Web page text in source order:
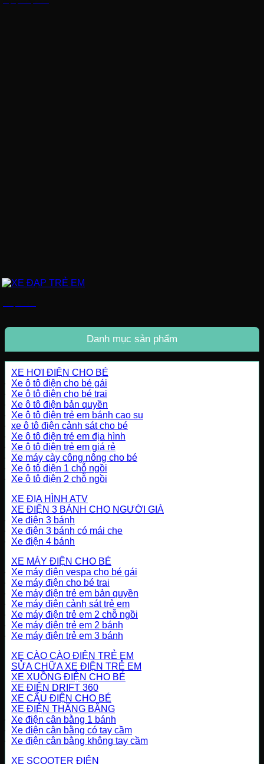
Danh mục sản phẩm
XE HƠI ĐIỆN CHO BÉ
Xe ô tô điện cho bé gái
Xe ô tô điện cho bé trai
Xe ô tô điện bản quyền
Xe ô tô điện trẻ em bánh cao su
xe ô tô điện cảnh sát cho bé
Xe ô tô điện trẻ em địa hình
Xe ô tô điện trẻ em giá rẻ
Xe máy cày công nông cho bé
Xe ô tô điện 1 chỗ ngồi
Xe ô tô điện 2 chỗ ngồi
XE ĐỊA HÌNH ATV
XE ĐIỆN 3 BÁNH CHO NGƯỜI GIÀ
Xe điện 3 bánh
Xe điện 3 bánh có mái che
Xe điện 4 bánh
XE MÁY ĐIỆN CHO BÉ
Xe máy điện vespa cho bé gái
Xe máy điện cho bé trai
Xe máy điện trẻ em bản quyền
Xe máy điện cảnh sát trẻ em
Xe máy điện trẻ em 2 chỗ ngồi
Xe máy điện trẻ em 2 bánh
Xe máy điện trẻ em 3 bánh
XE CÀO CÀO ĐIỆN TRẺ EM
SỬA CHỮA XE ĐIỆN TRẺ EM
XE XUỒNG ĐIỆN CHO BÉ
XE ĐIỆN DRIFT 360
XE CẨU ĐIỆN CHO BÉ
XE ĐIỆN THĂNG BẰNG
Xe điện cân bằng 1 bánh
Xe điện cân bằng có tay cầm
Xe điện cân bằng không tay cầm
XE SCOOTER ĐIỆN